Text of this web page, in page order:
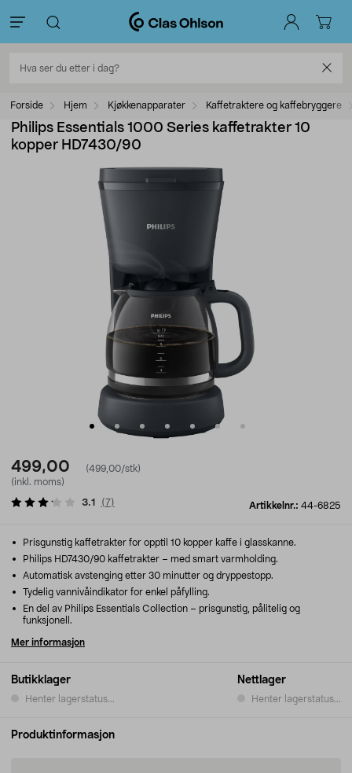
Forside Hjem Kjøkkenapparater Kaffetraktere og kaffebryggere
Philips Essentials 1000 Series kaffetrakter 10
kopper HD7430/90
499,00
(499,00/stk)
(inkl. moms)
Artikkelnr.: 44-6825
3.1 (7)
Butikklager
Henter lagerstatus...
Nettlager
Henter lagerstatus...
Prisgunstig kaffetrakter for opptil 10 kopper kaffe i glasskanne.
Philips HD7430/90 kaffetrakter – med smart varmholding.
Automatisk avstenging etter 30 minutter og dryppestopp.
Tydelig vannivåindikator for enkel påfylling.
En del av Philips Essentials Collection – prisgunstig, pålitelig og
funksjonell.
Mer informasjon
Produktinformasjon